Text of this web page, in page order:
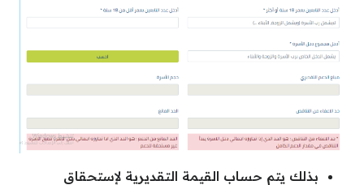
بذلك يتم حساب القيمة التقديرية لإستحقاق